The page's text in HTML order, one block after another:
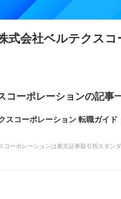
式会社ベルテクスコ
コーポレーションの記事
スコーポレーション 転職ガイ
コーポレーションは東京証券取引所スタン
セグメント等の製造・販売を展開していま
増益を達成しました。企業買収に伴う利益